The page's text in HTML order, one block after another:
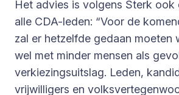
Het advies is volgens Sterk ook
alle CDA-leden: “Voor de
zal er hetzelfde gedaan moeten
wel met minder mensen als
verkiezingsuitslag. Leden,
vrijwilligers en